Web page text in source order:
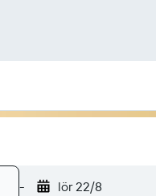
- lör 22/8